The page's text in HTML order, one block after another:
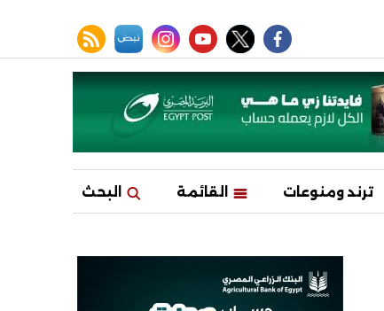
facebook
twitter
youtube
instagram
نبض rss feed
ترند ومنوعات القائمة البحث